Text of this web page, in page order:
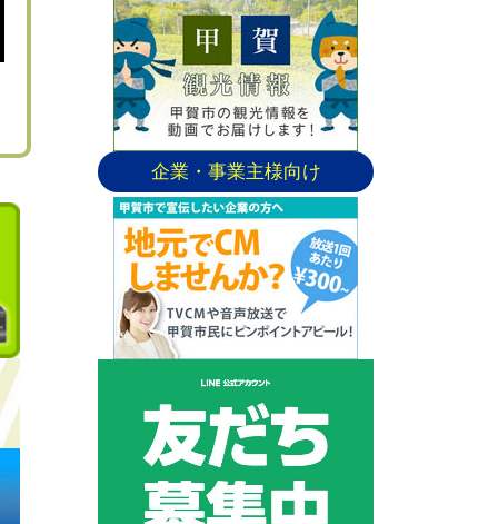
企業・事業主様向け